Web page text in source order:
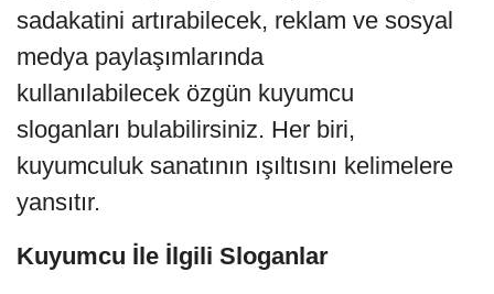
sadakatini artırabilecek, reklam ve sosyal
medya paylaşımlarında
kullanılabilecek özgün kuyumcu
sloganları bulabilirsiniz. Her biri,
kuyumculuk sanatının ışıltısını kelimelere
yansıtır.
Kuyumcu İle İlgili Sloganlar